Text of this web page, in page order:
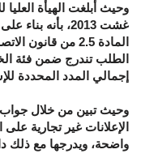
غشت 2013، بأنه
المادة 2.5 من
الطلب تندرج ضمن فئة
إجمالي المدد المحددة
وحيث تبين من خلال جواب
الإعلانات غير تجارية
واضحة، ويدرجها مع ذلك